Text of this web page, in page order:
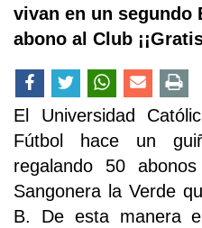
vivan en un segundo
abono al Club
El Universidad
Fútbol hace un
regalando 50
Sangonera la Verde
B. De esta manera